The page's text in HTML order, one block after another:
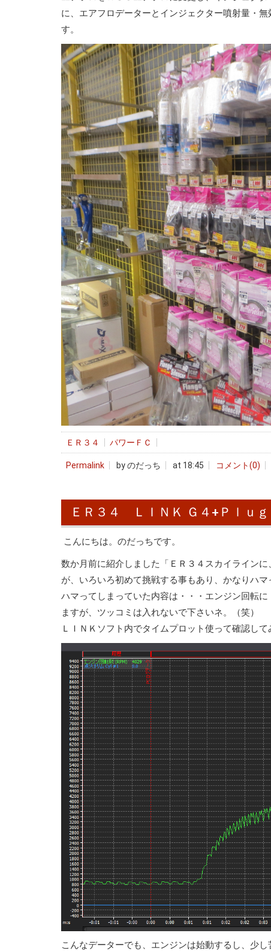
に、エアフロデーターとインジェクター噴射量・
す。
ＥＲ３４ パワーＦＣ
Permalink by のだっち at 18:45 コメント(0)
ＥＲ３４ ＬＩＮＫ Ｇ４+Ｐｌｕ
こんにちは。のだっちです。
数か月前に紹介しました「ＥＲ３４スカイライン
が、いろいろ初めて挑戦する事もあり、かなりハマ
ハマってしまっていた内容は・・・エンジン回転
ますが、ツッコミは入れないで下さいネ。（笑）
ＬＩＮＫソフト内でタイムプロット使って確認し
こんなデーターでも、エンジンは始動するし、少